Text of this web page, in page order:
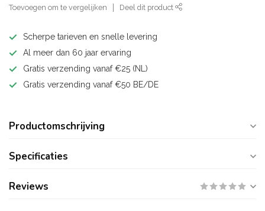
Toevoegen om te vergelijken Deel dit product
Scherpe tarieven en snelle levering
Al meer dan 60 jaar ervaring
Gratis verzending vanaf €25 (NL)
Gratis verzending vanaf €50 BE/DE
Productomschrijving
Specificaties
Reviews